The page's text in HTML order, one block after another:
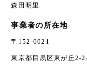
森田明里
事業者の所在地
〒152-0021
東京都目黒区東が丘2-